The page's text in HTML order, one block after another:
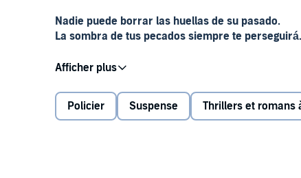
Nadie puede borrar las huellas de su pasado.
La sombra de tus pecados siempre te perseguirá.
Jorge Viamonte, el presidente del Banco Hispano-
Pamplona. Allí debía reunirse con su hermano
cuando este necesitaba dinero. Pero Lucas no
abandonado barrio. Solo el silbido de una bala
Policier Suspense Thrillers et romans